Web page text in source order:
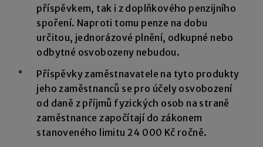
příspěvkem, tak i z doplňkového penzijního
spoření. Naproti tomu penze na dobu
určitou, jednorázové plnění, odkupné nebo
odbytné osvobozeny nebudou.
Příspěvky zaměstnavatele na tyto produkty
jeho zaměstnanců se pro účely osvobození
od daně z příjmů fyzických osob na straně
zaměstnance započítají do zákonem
stanoveného limitu 24 000 Kč ročně.